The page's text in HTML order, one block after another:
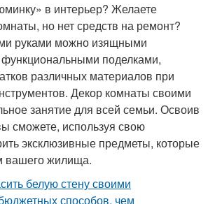
в интерьер? Желаете
но нет средств на ремонт?
руками можно изящными
поделками,
различных материалов при
Декор комнаты своими
занятие для всей семьи. Освоив
сможете, используя свою
эксклюзивные предметы, которые
вашего жилища.